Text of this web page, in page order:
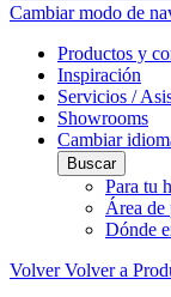
Cambiar modo de
Productos y
Inspiración
Servicios /
Showrooms
Cambiar
Buscar
Para tu
Área de
Dónde
Volver Volver a